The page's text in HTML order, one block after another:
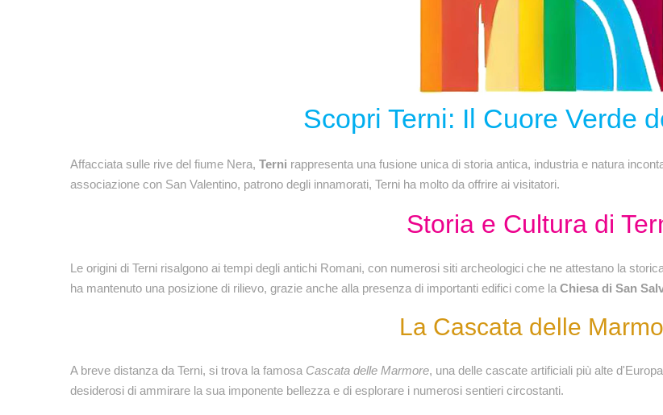
Scopri Terni: Il Cuore Verde
Affacciata sulle rive del fiume Nera, Terni rappresenta una fusione unica di storia antica, industria e natura
associazione con San Valentino, patrono degli innamorati, Terni ha molto da offrire ai visitatori.
Storia e Cultura di
Le origini di Terni risalgono ai tempi degli antichi Romani, con numerosi siti archeologici che ne attestano la
ha mantenuto una posizione di rilievo, grazie anche alla presenza di importanti edifici come la Chiesa di San
La Cascata delle
A breve distanza da Terni, si trova la famosa Cascata delle Marmore, una delle cascate artificiali più alte
desiderosi di ammirare la sua imponente bellezza e di esplorare i numerosi sentieri circostanti.